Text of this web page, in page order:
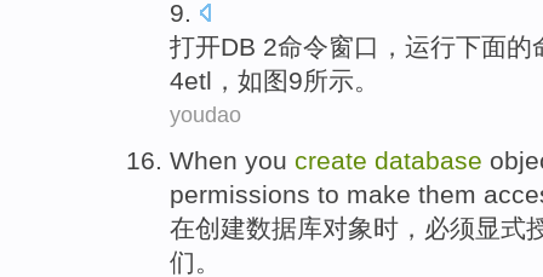
9.
打开DB 2命令窗口 ， 运行下面的
4etl ， 如图9所示。
youdao
When you create database
permissions to make them
在创建数据库对象时， 必须显式
们。